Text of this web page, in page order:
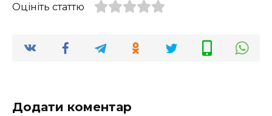
Оцініть статтю
Додати коментар